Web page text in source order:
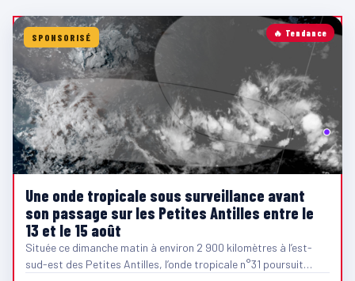
🔥 Tendance
SPONSORISÉ
Une onde tropicale sous surveillance avant
son passage sur les Petites Antilles entre le
13 et le 15 août
Située ce dimanche matin à environ 2 900 kilomètres à l’est-
sud-est des Petites Antilles, l’onde tropicale n°31 poursuit…